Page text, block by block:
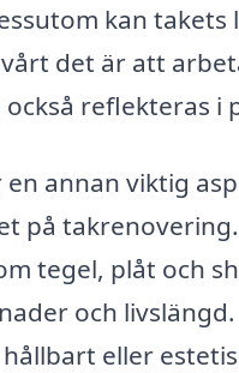
kan takets
det är att
reflekteras i
annan viktig
på
tegel, plåt och
och
eller